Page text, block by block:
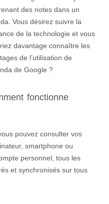
des notes dans un
Vous désirez suivre la
de la technologie et vous
davantage connaître les
de l’utilisation de
de Google ?
fonctionne
pouvez consulter vos
smartphone ou
personnel, tous les
et synchronisés sur tous